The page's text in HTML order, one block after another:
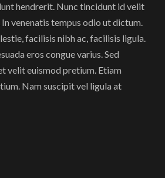
hendrerit. Nunc tincidunt id velit
venenatis tempus odio ut dictum.
facilisis nibh ac, facilisis ligula.
eros congue varius. Sed
velit euismod pretium. Etiam
Nam suscipit vel ligula at